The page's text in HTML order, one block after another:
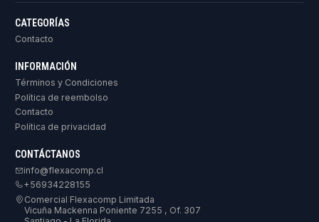
CATEGORÍAS
Contacto
INFORMACIÓN
Términos y Condiciones
Política de reembolso
Contacto
Política de privacidad
CONTÁCTANOS
info@flexacomp.cl
+56934228155
Comercial Flexacomp Limitada
Vicuña Mackenna Poniente 7255 , Of. 307